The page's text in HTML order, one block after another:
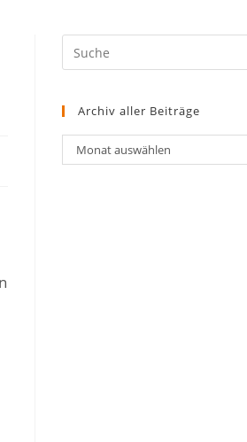
Archiv aller Beiträge
Archiv
aller
Monat auswählen